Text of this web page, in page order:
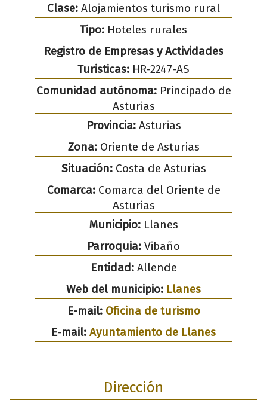
Clase: Alojamientos turismo rural
Tipo: Hoteles rurales
Registro de Empresas y Actividades
Turisticas: HR-2247-AS
Comunidad autónoma:Principado de
Asturias
Provincia:Asturias
Zona:Oriente de Asturias
Situación:Costa de Asturias
Comarca:Comarca del Oriente de
Asturias
Municipio: Llanes
Parroquia: Vibaño
Entidad:Allende
Web del municipio: Llanes
E-mail: Oficina de turismo
E-mail: Ayuntamiento de Llanes
Dirección